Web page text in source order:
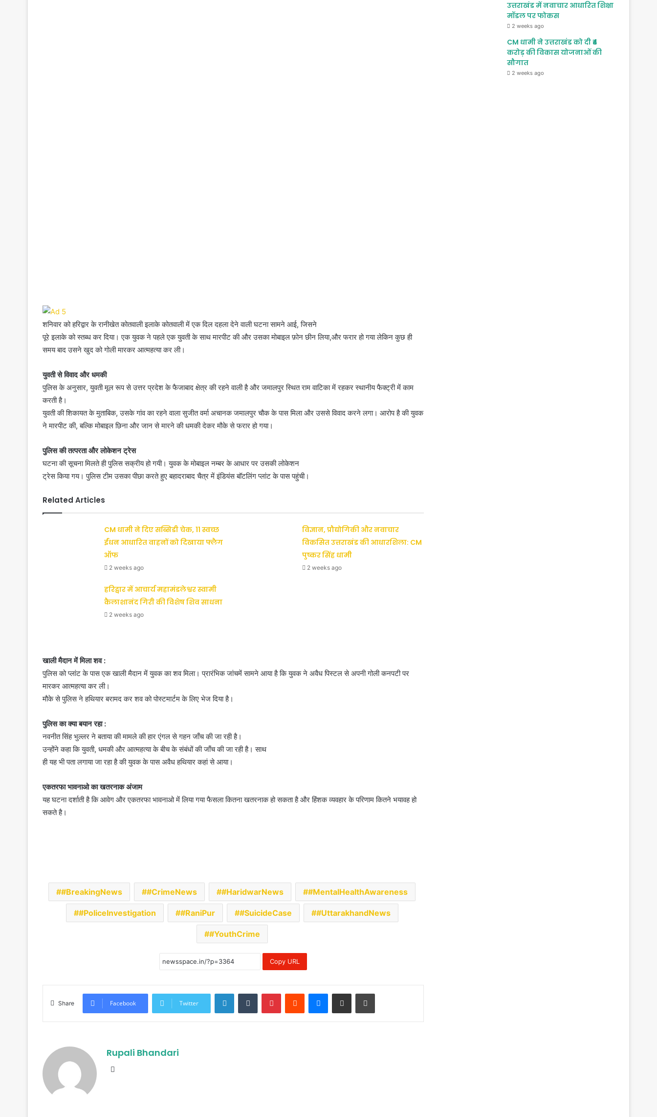
शनिवार को हरिद्वार के रानीखेत कोतवाली इलाके कोतवाली में एक दिल दहला देने वाली घटना सामने आई, जिसने
पूरे इलाके को स्तब्ध कर दिया। एक युवक ने पहले एक युवती के साथ मारपीट की और उसका मोबाइल फ़ोन छीन लिया,और फरार हो गया लेकिन कुछ ही
समय बाद उसने खुद को गोली मारकर आत्महत्या कर ली।
युवती से विवाद और धमकी
पुलिस के अनुसार, युवती मूल रूप से उत्तर प्रदेश के फैजाबाद क्षेत्र की रहने वाली है और जमालपुर स्थित राम वाटिका में रहकर स्थानीय फैक्ट्री में काम
करती है।
युवती की शिकायत के मुताबिक, उसके गांव का रहने वाला सुजीत वर्मा अचानक जमालपुर चौक के पास मिला और उससे विवाद करने लगा। आरोप है की युवक
ने मारपीट की, बल्कि मोबाइल छिना और जान से मारने की धमकी देकर मौके से फरार हो गया।
पुलिस की तत्परता और लोकेशन ट्रेस
घटना की सूचना मिलते ही पुलिस सक्रीय हो गयी। युवक के मोबाइल नम्बर के आधार पर उसकी लोकेशन
ट्रेस किया गय। पुलिस टीम उसका पीछा करते हुए बहादराबाद चैत्र में इंडियंस बॉटलिंग प्लांट के पास पहुंची।
Related Articles
CM धामी ने दिए सब्सिडी चेक, 11 स्वच्छ
ईंधन आधारित वाहनों को दिखाया फ्लैग
ऑफ
2 weeks ago
विज्ञान, प्रौद्योगिकी और नवाचार
विकसित उत्तराखंड की आधारशिला: CM
पुष्कर सिंह धामी
2 weeks ago
हरिद्वार में आचार्य महामंडलेश्वर स्वामी
कैलाशानंद गिरी की विशेष शिव साधना
2 weeks ago
खाली मैदान में मिला शव :
पुलिस को प्लांट के पास एक खाली मैदान में युवक का शव मिला। प्रारंभिक जांचमें सामने आया है कि युवक ने अवैध पिस्टल से अपनी गोली कनपटी पर
मारकर आत्महत्या कर ली।
मौके से पुलिस ने हथियार बरामद कर शव को पोस्टमार्टम के लिए भेज दिया है।
पुलिस का क्या बयान रहा :
नवनीत सिंह भुल्लर ने बताया की मामले की हार एंगल से गहन जाँच की जा रही है।
उन्होंने कहा कि युवती, धमकी और आत्महत्या के बीच के संबंधों की जाँच की जा रही है। साथ
ही यह भी पता लगाया जा रहा है की युवक के पास अवैध हथियार कहां से आया।
एकतरफा भावनाओ का खतरनाक अंजाम
यह घटना दर्शाती है कि आवेग और एकतरफा भावनाओ में लिया गया फैसला कितना खतरनाक हो सकता है और हिंशक व्यवहार के परिणाम कितने भयावह हो
सकते है।
#BreakingNews #CrimeNews #HaridwarNews #MentalHealthAwareness
#PoliceInvestigation #RaniPur #SuicideCase #UttarakhandNews
#YouthCrime
Copy URL
Share Facebook Twitter
LinkedInTumblr PinterestReddit Messenger
Share via Email Print
Rupali Bhandari
उत्तराखंड में नवाचार आधारित शिक्षा
मॉडल पर फोकस
2 weeks ago
CM धामी ने उत्तराखंड को दी ₹4
करोड़ की विकास योजनाओं की
सौगात
2 weeks ago